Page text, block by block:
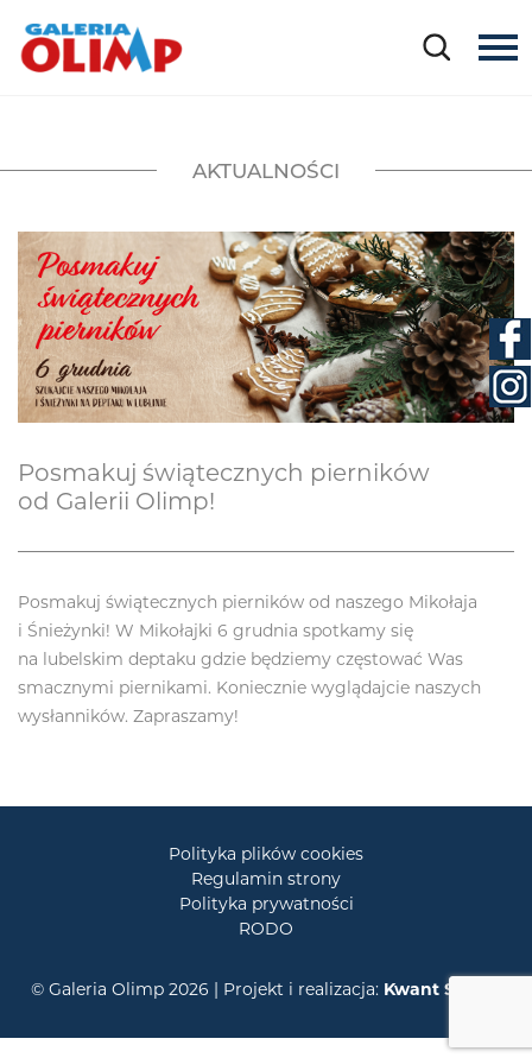
AKTUALNOŚCI
Posmakuj świątecznych pierników
od Galerii Olimp!
Posmakuj świątecznych pierników od naszego Mikołaja
i Śnieżynki! W Mikołajki 6 grudnia spotkamy się
na lubelskim deptaku gdzie będziemy częstować Was
smacznymi piernikami. Koniecznie wyglądajcie naszych
wysłanników. Zapraszamy!
Polityka plików cookies
Regulamin strony
Polityka prywatności
RODO
© Galeria Olimp 2026 | Projekt i realizacja: Kwant Studio